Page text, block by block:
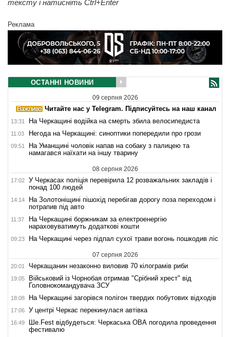
тексту і натисніть Ctrl+Enter
Реклама
ОСТАННІ НОВИНИ
09 серпня 2026
Читайте нас у Telegram. Підписуйтесь на наш канал
13:31 На Черкащині водійка на смерть збила велосипедиста
11:03 Негода на Черкащині: синоптики попередили про грози
09:51
На Уманщині чоловік напав на собаку з палицею та
намагався наїхати на іншу тварину
08 серпня 2026
17:02
У Черкасах поліція перевірила 12 розважальних закладів і
понад 100 людей
14:14
На Золотоніщині пішохід перебігав дорогу поза переходом і
потрапив під авто
11:37
На Черкащині боржникам за електроенергію
нараховуватимуть додаткові кошти
09:23 На Черкащині через підпал сухої трави вогонь пошкодив ліс
07 серпня 2026
20:01 Черкащанин незаконно виловив 70 кілограмів риби
19:05
Військовий із Чорнобая отримав "Срібний хрест" від
Головнокомандувача ЗСУ
18:08 На Черкащині загорівся полігон твердих побутових відходів
17:06 У центрі Черкас перекинулася автівка
16:49
Ше.Fest відбудеться: Черкаська ОВА погодила проведення
фестивалю